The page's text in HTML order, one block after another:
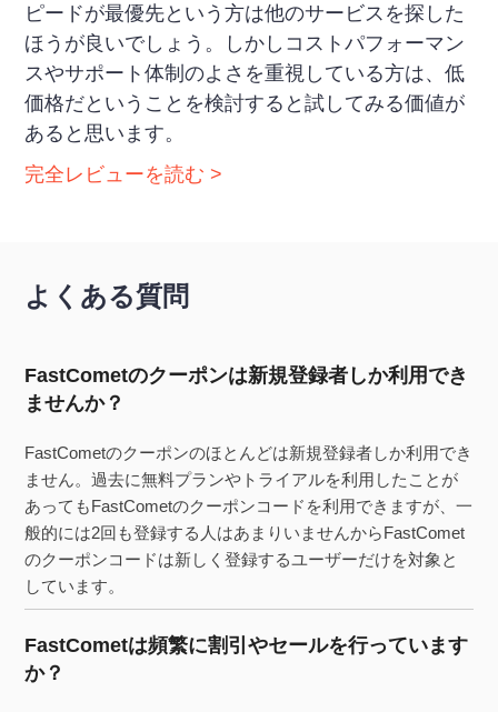
ピードが最優先という方は他のサービスを探した
ほうが良いでしょう。しかしコストパフォーマン
スやサポート体制のよさを重視している方は、低
価格だということを検討すると試してみる価値が
あると思います。
完全レビューを読む >
よくある質問
FastCometのクーポンは新規登録者しか利用でき
ませんか？
FastCometのクーポンのほとんどは新規登録者しか利用でき
ません。過去に無料プランやトライアルを利用したことが
あってもFastCometのクーポンコードを利用できますが、一
般的には2回も登録する人はあまりいませんからFastComet
のクーポンコードは新しく登録するユーザーだけを対象と
しています。
FastCometは頻繁に割引やセールを行っています
か？